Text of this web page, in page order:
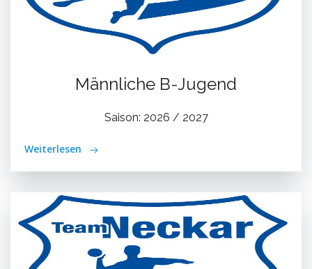
Männliche B-Jugend
Saison: 2026 / 2027
Weiterlesen